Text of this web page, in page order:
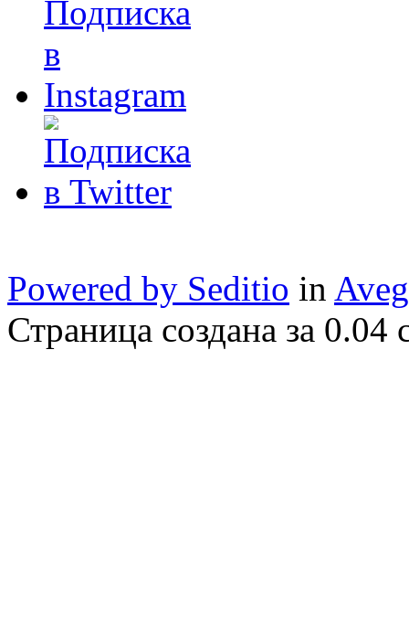
Powered by Seditio in
Страница создана за 0.04